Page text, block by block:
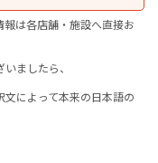
は各店舗・施設へ直接お
ましたら、
によって本来の日本語の